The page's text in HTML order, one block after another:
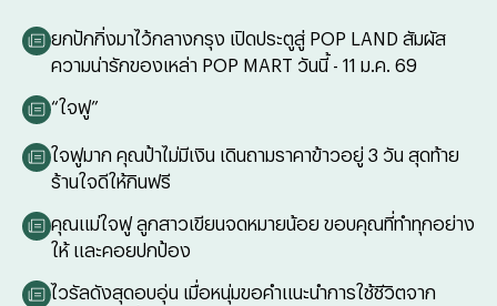
ยกปักกิ่งมาไว้กลางกรุง เปิดประตูสู่ POP LAND สัมผัส
ความน่ารักของเหล่า POP MART วันนี้ - 11 ม.ค. 69
“ใจฟู”
ใจฟูมาก คุณป้าไม่มีเงิน เดินถามราคาข้าวอยู่ 3 วัน สุดท้าย
ร้านใจดีให้กินฟรี
คุณแม่ใจฟู ลูกสาวเขียนจดหมายน้อย ขอบคุณที่ทำทุกอย่าง
ให้ และคอยปกป้อง
ไวรัลดังสุดอบอุ่น เมื่อหนุ่มขอคำแนะนำการใช้ชีวิตจาก